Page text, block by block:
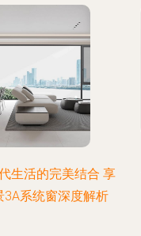
生活的完美结合 享
3A系统窗深度解析